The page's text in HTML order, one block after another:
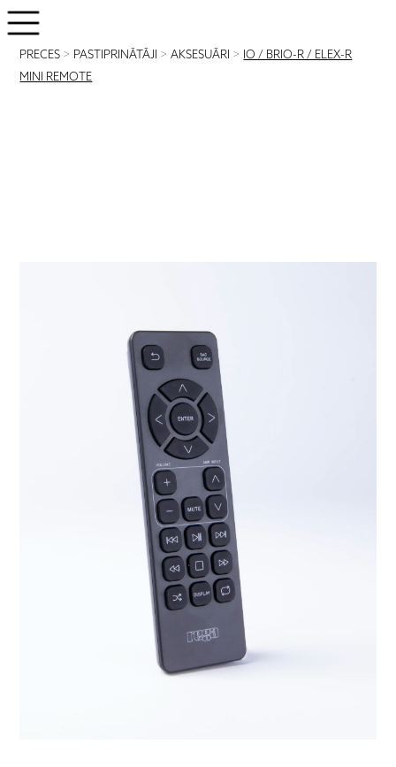
PRECES > PASTIPRINĀTĀJI >AKSESUĀRI > IO / BRIO-R / ELEX-R
MINI REMOTE